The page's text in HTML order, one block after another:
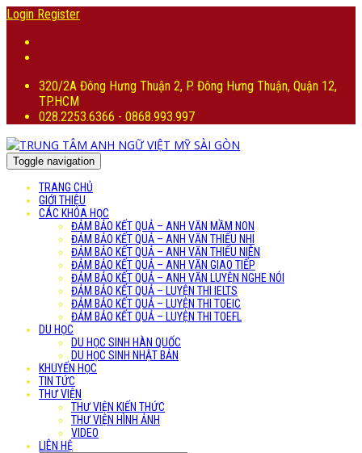
Login Register
320/2A Đông Hưng Thuận 2, P. Đông Hưng Thuận, Quận 12,
TP.HCM
028.2253.6366 - 0868.993.997
Toggle navigation
TRANG CHỦ
GIỚI THIỆU
CÁC KHÓA HỌC
ĐẢM BẢO KẾT QUẢ – ANH VĂN MẦM NON
ĐẢM BẢO KẾT QUẢ – ANH VĂN THIẾU NHI
ĐẢM BẢO KẾT QUẢ – ANH VĂN THIẾU NIÊN
ĐẢM BẢO KẾT QUẢ – ANH VĂN GIAO TIẾP
ĐẢM BẢO KẾT QUẢ – ANH VĂN LUYỆN NGHE NÓI
ĐẢM BẢO KẾT QUẢ – LUYỆN THI IELTS
ĐẢM BẢO KẾT QUẢ – LUYỆN THI TOEIC
ĐẢM BẢO KẾT QUẢ – LUYỆN THI TOEFL
DU HỌC
DU HỌC SINH HÀN QUỐC
DU HỌC SINH NHẬT BẢN
KHUYẾN HỌC
TIN TỨC
THƯ VIỆN
THƯ VIỆN KIẾN THỨC
THƯ VIỆN HÌNH ẢNH
VIDEO
LIÊN HỆ